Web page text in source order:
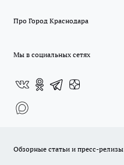
Про Город Краснодара
Мы в социальных сетях
Обзорные статьи и пресс-релизы